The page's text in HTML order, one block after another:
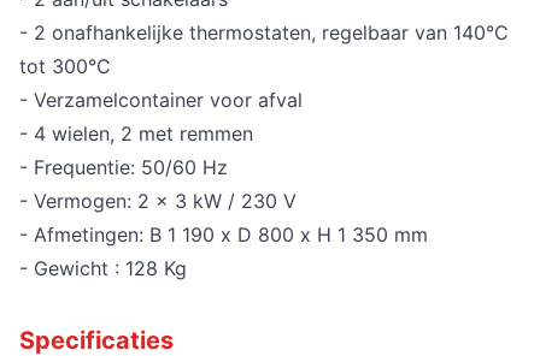
- 2 onafhankelijke thermostaten, regelbaar van 140°C
tot 300°C
- Verzamelcontainer voor afval
- 4 wielen, 2 met remmen
- Frequentie: 50/60 Hz
- Vermogen: 2 x 3 kW / 230 V
- Afmetingen: B 1 190 x D 800 x H 1 350 mm
- Gewicht : 128 Kg
Specificaties